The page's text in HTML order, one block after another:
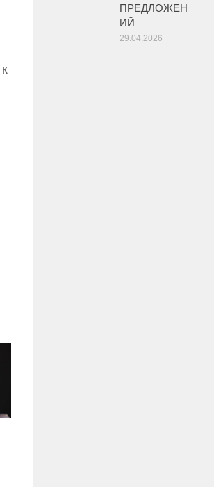
ПРЕДЛОЖЕН
ИЙ
29.04.2026